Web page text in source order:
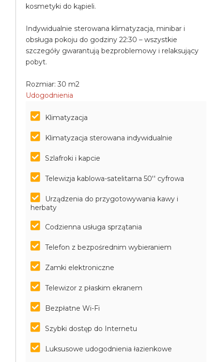
kosmetyki do kąpieli.
Indywidualnie sterowana klimatyzacja, minibar i
obsługa pokoju do godziny 22:30 – wszystkie
szczegóły gwarantują bezproblemowy i relaksujący
pobyt.
Rozmiar: 30 m2
Udogodnienia
Klimatyzacja
Klimatyzacja sterowana indywidualnie
Szlafroki i kapcie
Telewizja kablowa-satelitarna 50'' cyfrowa
Urządzenia do przygotowywania kawy i
herbaty
Codzienna usługa sprzątania
Telefon z bezpośrednim wybieraniem
Zamki elektroniczne
Telewizor z płaskim ekranem
Bezpłatne Wi-Fi
Szybki dostęp do Internetu
Luksusowe udogodnienia łazienkowe